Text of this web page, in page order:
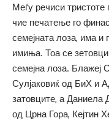
Меѓу речиси тристоте
чие печатење го
семејната лоза, има и
имиња. Тоа се
семејна лоза.
Сулјаковиќ од БиХ и
затовците, а Даниела
од Црна Гора, Кејтин